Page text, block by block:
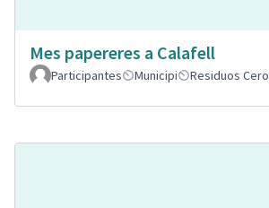
Mes papereres a Calafell
Participantes
Municipi Residuos Cero